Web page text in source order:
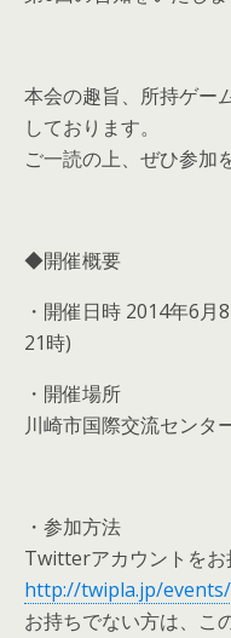
本会の趣旨、所持ゲー
しております。
ご一読の上、ぜひ参加
◆開催概要
・開催日時 2014年6
21時)
・開催場所
川崎市国際交流セン
・参加方法
Twitterアカウントをお
http://twipla.jp/
お持ちでない方は、こ